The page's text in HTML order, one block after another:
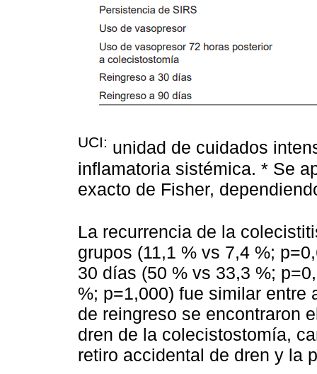
UCI: unidad de cuidados
inflamatoria sistémica. * Se
exacto de Fisher,
La recurrencia de la
grupos (11,1 % vs 7,4 %;
30 días (50 % vs 33,3 %;
%; p=1,000) fue similar entre
de reingreso se encontraron
dren de la colecistostomía,
retiro accidental de dren y la